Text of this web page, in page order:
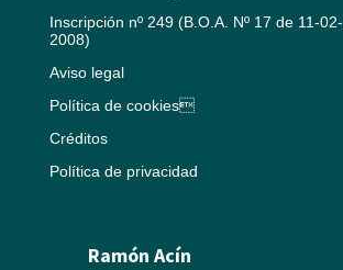
Inscripción nº 249 (B.O.A. Nº 17 de 11-02-
2008)
Aviso legal
Política de cookies
Créditos
Política de privacidad
Ramón Acín